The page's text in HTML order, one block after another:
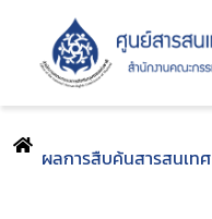
ผลการสืบค้นสารสนเทศ